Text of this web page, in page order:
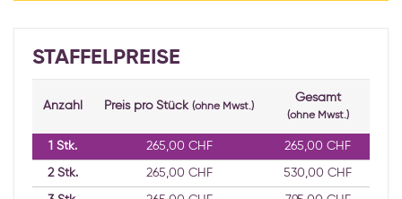
STAFFELPREISE
Anzahl Preis pro Stück (ohne Mwst.)
Gesamt
(ohne Mwst.)
1 Stk. 265,00 CHF 265,00 CHF
2Stk. 265,00 CHF 530,00 CHF